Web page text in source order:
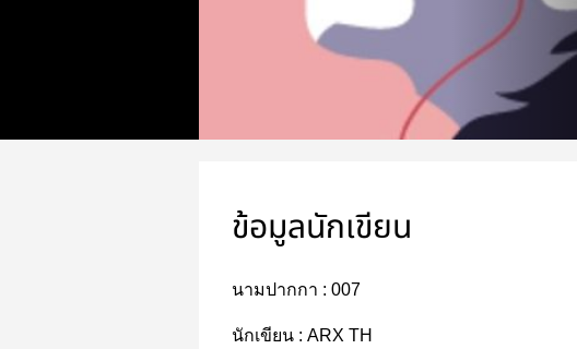
ข้อมูลนักเขียน
นามปากกา : 007
นักเขียน : ARX TH